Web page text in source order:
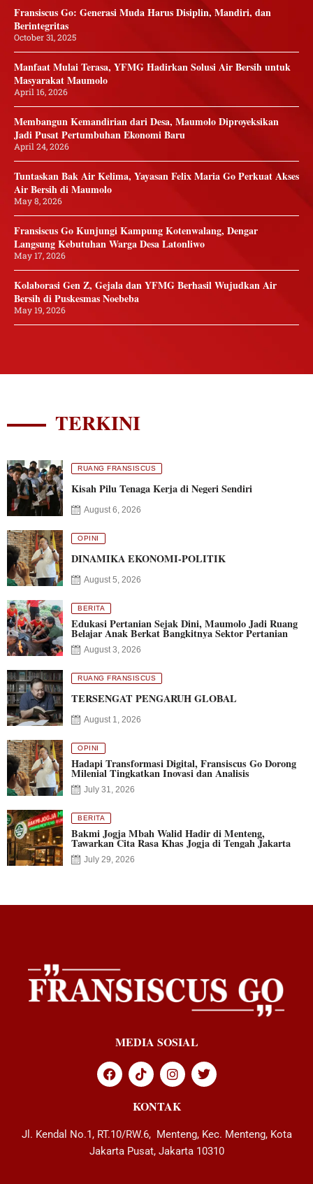
Fransiscus Go: Generasi Muda Harus Disiplin, Mandiri, dan
Berintegritas
October 31, 2025
Manfaat Mulai Terasa, YFMG Hadirkan Solusi Air Bersih untuk
Masyarakat Maumolo
April 16, 2026
Membangun Kemandirian dari Desa, Maumolo Diproyeksikan
Jadi Pusat Pertumbuhan Ekonomi Baru
April 24, 2026
Tuntaskan Bak Air Kelima, Yayasan Felix Maria Go Perkuat Akses
Air Bersih di Maumolo
May 8, 2026
Fransiscus Go Kunjungi Kampung Kotenwalang, Dengar
Langsung Kebutuhan Warga Desa Latonliwo
May 17, 2026
Kolaborasi Gen Z, Gejala dan YFMG Berhasil Wujudkan Air
Bersih di Puskesmas Noebeba
May 19, 2026
TERKINI
RUANG FRANSISCUS
Kisah Pilu Tenaga Kerja di Negeri Sendiri
August 6, 2026
OPINI
DINAMIKA EKONOMI-POLITIK
August 5, 2026
BERITA
Edukasi Pertanian Sejak Dini, Maumolo Jadi Ruang
Belajar Anak Berkat Bangkitnya Sektor Pertanian
August 3, 2026
RUANG FRANSISCUS
TERSENGAT PENGARUH GLOBAL
August 1, 2026
OPINI
Hadapi Transformasi Digital, Fransiscus Go Dorong
Milenial Tingkatkan Inovasi dan Analisis
July 31, 2026
BERITA
Bakmi Jogja Mbah Walid Hadir di Menteng,
Tawarkan Cita Rasa Khas Jogja di Tengah Jakarta
July 29, 2026
MEDIA SOSIAL
KONTAK
Jl. Kendal No.1, RT.10/RW.6, Menteng, Kec. Menteng, Kota
Jakarta Pusat, Jakarta 10310